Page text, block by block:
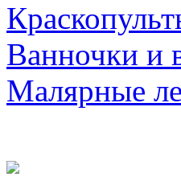
Ванночки и
Малярные